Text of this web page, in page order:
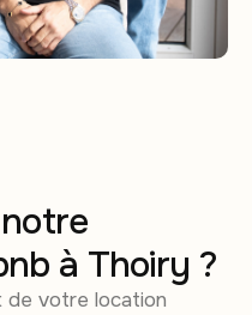
à Thoiry ?
de votre location